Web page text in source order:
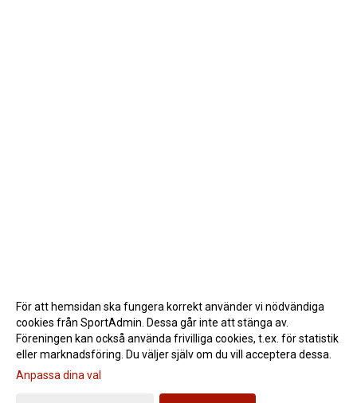
Gå till Webbversion
För att hemsidan ska fungera korrekt använder vi nödvändiga
cookies från SportAdmin. Dessa går inte att stänga av.
Föreningen kan också använda frivilliga cookies, t.ex. för statistik
eller marknadsföring. Du väljer själv om du vill acceptera dessa.
Anpassa dina val